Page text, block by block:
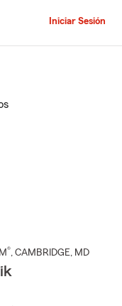
Iniciar Sesión
®, CAMBRIDGE, MD